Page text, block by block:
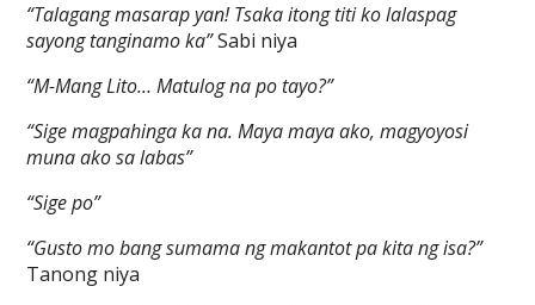
“Talagang masarap yan! Tsaka itong titi ko lalaspag
sayong tanginamo ka”Sabi niya
“M-Mang Lito… Matulog na po tayo?”
“Sige magpahinga ka na. Maya maya ako, magyoyosi
muna ako sa labas”
“Sige po”
“Gusto mo bang sumama ng makantot pa kita ng isa?”
Tanong niya